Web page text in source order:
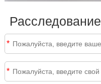
Расследование
*
*